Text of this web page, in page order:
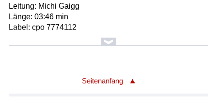
Leitung: Michi Gaigg
Länge: 03:46 min
Label: cpo 7774112
Komponist/Komponistin: Joseph Haydn/1732 - 1809
Seitenanfang